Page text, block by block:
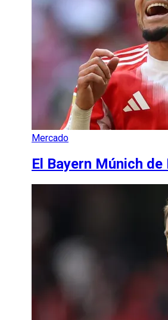
Mercado
El Bayern Múnich